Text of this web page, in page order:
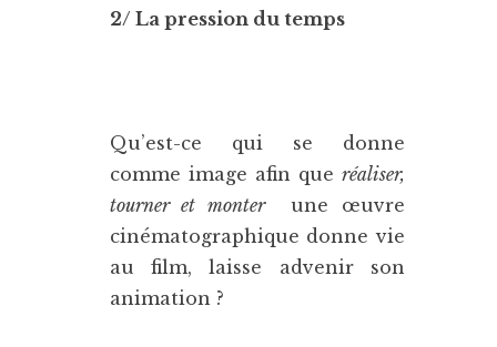
2/ La pression du temps
Qu’est-ce qui se donne
comme image afin queréaliser,
tourner et monterune œuvre
cinématographique donne vie
au film, laisse advenir son
animation ?